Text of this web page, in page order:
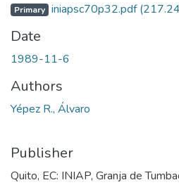
Primary iniapsc70p32.pdf
Date
1989-11-6
Authors
Yépez R., Álvaro
Publisher
Quito, EC: INIAP, Granja de